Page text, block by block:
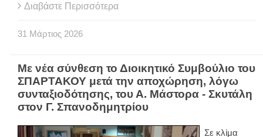
Διαβάστε Περισσότερα
31 Μάρτιος 2026
Με νέα σύνθεση το Διοικητικό Συμβούλιο του
ΣΠΑΡΤΑΚΟΥ μετά την αποχώρηση, λόγω
συνταξιοδότησης, του Α. Μάστορα - Σκυτάλη
στον Γ. Σπανοδημητρίου
Σε κλίμα